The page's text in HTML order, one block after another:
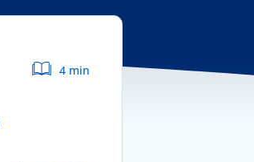
4 min